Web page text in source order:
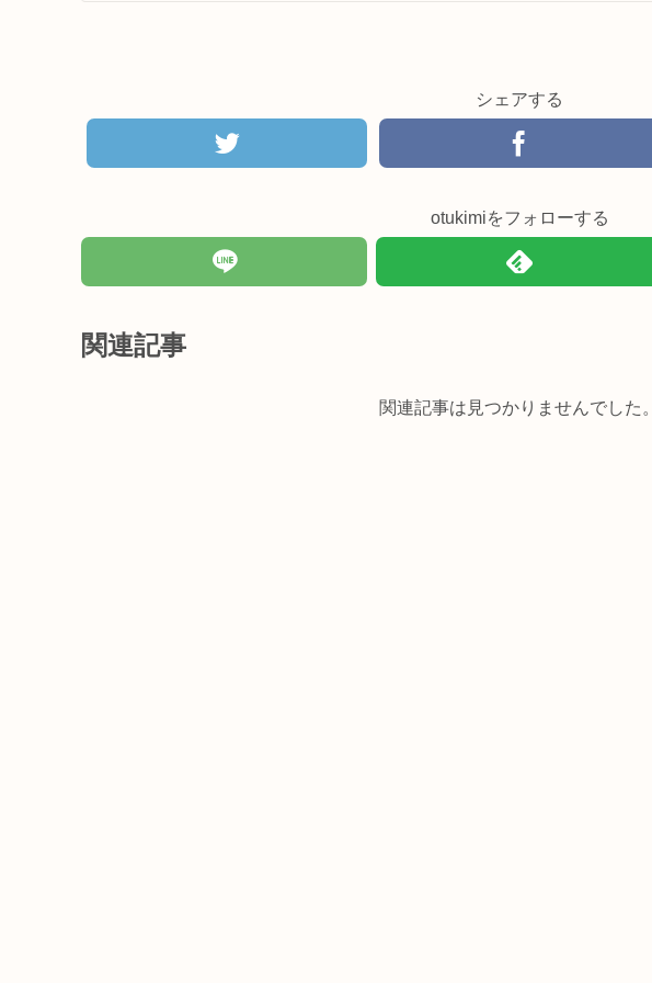
シェアする
otukimiをフォローする
関連記事
関連記事は見つかりませんでした。